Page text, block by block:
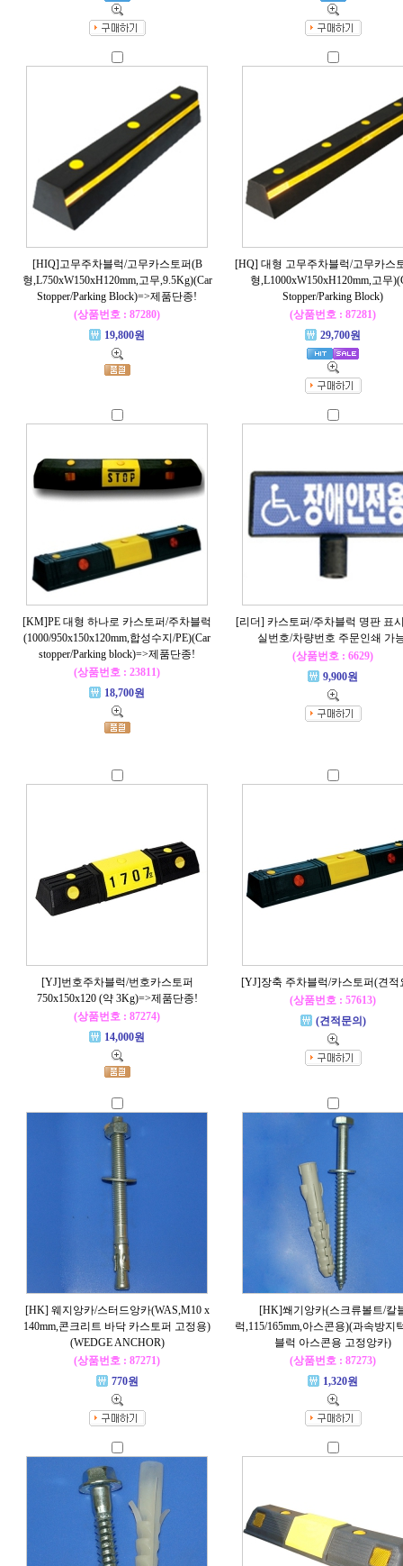
[HIQ]고무주차블럭/고무카스토퍼(B
형,L750xW150xH120mm,고무,9.5Kg)(Car
Stopper/Parking Block)=>제품단종!
(상품번호 : 87280)
19,800원
[HQ] 대형 고무주차블럭/고무카스
형,L1000xW150xH120mm,고무
Stopper/Parking Block)
(상품번호 : 87281)
29,700원
[KM]PE 대형 하나로 카스토퍼/주차블럭
(1000/950x150x120mm,합성수지/PE)(Car
stopper/Parking block)=>제품단종!
(상품번호 : 23811)
18,700원
[리더] 카스토퍼/주차블럭 명판 표
실번호/차량번호 주문인쇄 가
(상품번호 : 6629)
9,900원
[YJ]번호주차블럭/번호카스토퍼
750x150x120 (약 3Kg)=>제품단종!
(상품번호 : 87274)
14,000원
[YJ]장축 주차블럭/카스토퍼(견적
(상품번호 : 57613)
(견적문의)
[HK] 웨지앙카/스터드앙카(WAS,M10 x
140mm,콘크리트 바닥 카스토퍼 고정용)
(WEDGE ANCHOR)
(상품번호 : 87271)
770원
[HK]쐐기앙카(스크류볼트/칼
럭,115/165mm,아스콘용)(과속방지
블럭 아스콘용 고정앙카)
(상품번호 : 87273)
1,320원